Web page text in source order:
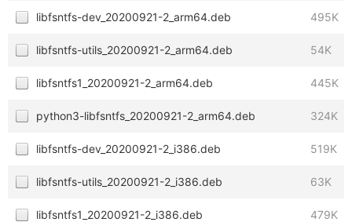
libfsntfs-dev_20200921-2_arm64.deb 495K
libfsntfs-utils_20200921-2_arm64.deb 54K
libfsntfs1_20200921-2_arm64.deb 445K
python3-libfsntfs_20200921-2_arm64.deb 324K
libfsntfs-dev_20200921-2_i386.deb 519K
libfsntfs-utils_20200921-2_i386.deb 63K
libfsntfs1_20200921-2_i386.deb 479K